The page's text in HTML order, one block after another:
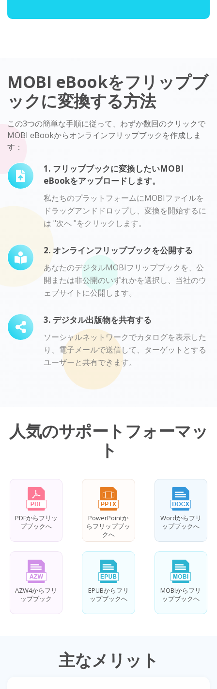
MOBI eBookをフリップブ
ックに変換する方法
この3つの簡単な手順に従って、わずか数回のクリックで
MOBI eBookからオンラインフリップブックを作成しま
す：
1. フリップブックに変換したいMOBI
eBookをアップロードします。
私たちのプラットフォームにMOBIファイルを
ドラッグアンドドロップし、変換を開始するに
は "次へ "をクリックします。
2. オンラインフリップブックを公開する
あなたのデジタルMOBIフリップブックを、公
開または非公開のいずれかを選択し、当社のウ
ェブサイトに公開します。
3. デジタル出版物を共有する
ソーシャルネットワークでカタログを表示した
り、電子メールで送信して、ターゲットとする
ユーザーと共有できます。
人気のサポートフォーマッ
ト
PDFからフリッ
プブックへ
PowerPointか
らフリップブッ
クへ
Wordからフリ
ップブックへ
AZW4からフリ
ップブック
EPUBからフリ
ップブックへ
MOBIからフリ
ップブックへ
主なメリット